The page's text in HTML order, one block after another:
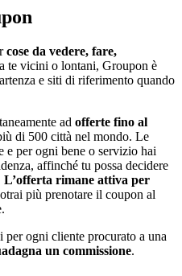
cose da vedere, fare,
te vicini o lontani, Groupon è
e siti di riferimento quando
ad offerte fino al
di 500 città nel mondo. Le
e per ogni bene o servizio hai
affinché tu possa decidere
L’offerta rimane attiva per
più prenotare il coupon al
ogni cliente procurato a una
un commissione.